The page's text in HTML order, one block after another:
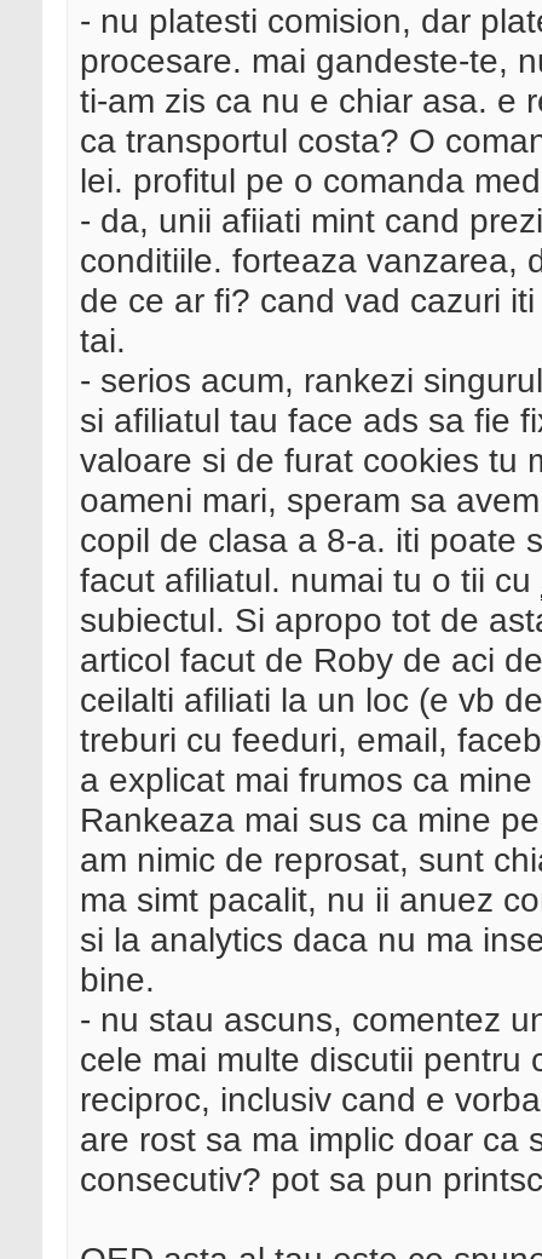
- nu platesti comision, dar
procesare. mai gandeste-te,
ti-am zis ca nu e chiar asa. e
ca transportul costa? O
lei. profitul pe o comanda
- da, unii afiiati mint cand
conditiile. forteaza vanzarea,
de ce ar fi? cand vad cazuri
tai.
- serios acum, rankezi
si afiliatul tau face ads sa fie
valoare si de furat cookies tu
oameni mari, speram sa
copil de clasa a 8-a. iti poate
facut afiliatul. numai tu o tii cu
subiectul. Si apropo tot de
articol facut de Roby de aci
ceilalti afiliati la un loc (e vb
treburi cu feeduri, email,
a explicat mai frumos ca
Rankeaza mai sus ca mine
am nimic de reprosat, sunt
ma simt pacalit, nu ii anuez
si la analytics daca nu ma
bine.
- nu stau ascuns, comentez
cele mai multe discutii pentru
reciproc, inclusiv cand e
are rost sa ma implic doar ca
consecutiv? pot sa pun